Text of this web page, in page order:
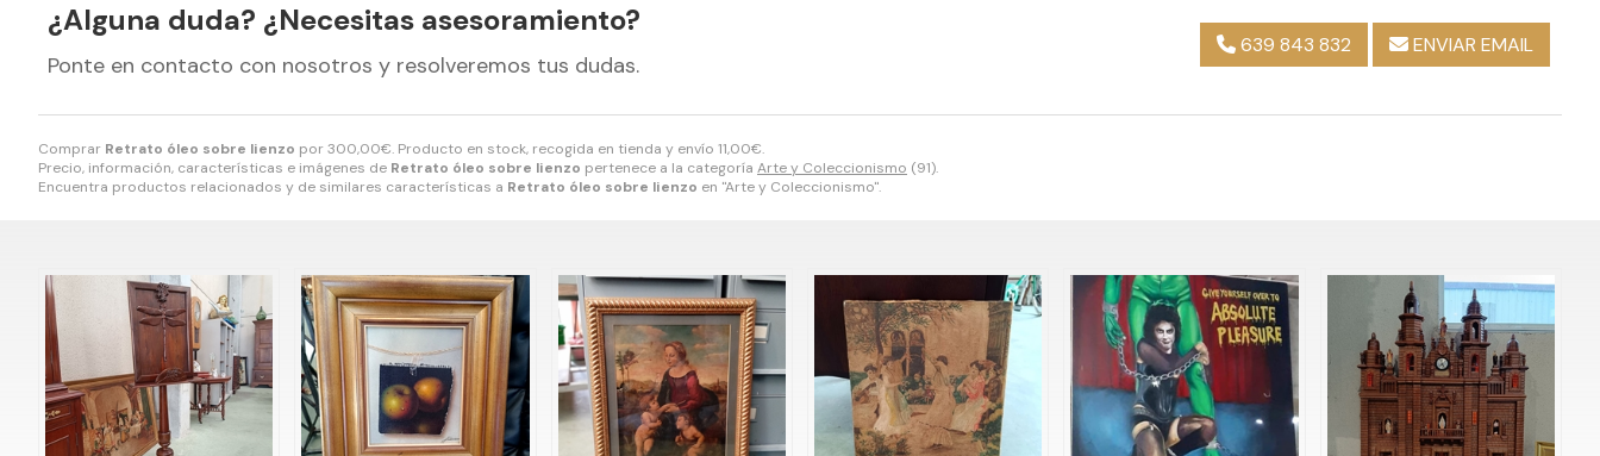
Comprar Retrato óleo sobre lienzo por300,00€. Producto en stock, recogida en tienda y envío 11,00€.
Precio, información, características e imágenes de Retrato óleo sobre lienzo pertenece a la categoría Arte y Coleccionismo (91).
Encuentra productos relacionados y de similares características a Retrato óleo sobre lienzo en "Arte y Coleccionismo".
¿Alguna duda? ¿Necesitas asesoramiento?
Ponte en contacto con nosotros y resolveremos tus dudas.
639 843 832 ENVIAR EMAIL